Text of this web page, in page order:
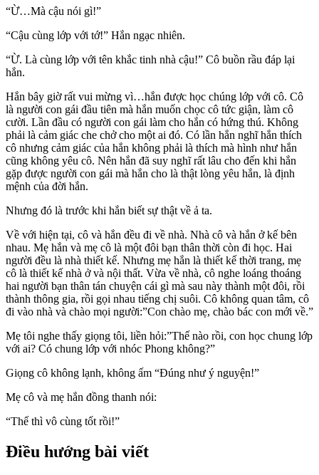
“Ừ…Mà cậu nói gì!”
“Cậu cùng lớp với tớ!” Hắn ngạc nhiên.
“Ừ. Là cùng lớp với tên khắc tinh nhà cậu!” Cô buồn rầu đáp lại
hắn.
Hắn bây giờ rất vui mừng vì…hắn được học chúng lớp với cô. Cô
là người con gái đầu tiên mà hắn muốn chọc cô tức giận, làm cô
cười. Lần đầu có người con gái làm cho hắn có hứng thú. Không
phải là cảm giác che chở cho một ai đó. Có lần hắn nghĩ hắn thích
cô nhưng cảm giác của hắn không phải là thích mà hình như hắn
cũng không yêu cô. Nên hắn đã suy nghĩ rất lâu cho đến khi hắn
gặp được người con gái mà hắn cho là thật lòng yêu hắn, là định
mệnh của đời hắn.
Nhưng đó là trước khi hắn biết sự thật về ả ta.
Về với hiện tại, cô và hắn đều đi về nhà. Nhà cô và hắn ở kế bên
nhau. Mẹ hắn và mẹ cô là một đôi bạn thân thời còn đi học. Hai
người đều là nhà thiết kế. Nhưng mẹ hắn là thiết kế thời trang, mẹ
cô là thiết kế nhà ở và nội thất. Vừa về nhà, cô nghe loáng thoáng
hai người bạn thân tán chuyện cái gì mà sau này thành một đôi, rồi
thành thông gia, rồi gọi nhau tiếng chị suôi. Cô không quan tâm, cô
đi vào nhà và chào mọi người:”Con chào mẹ, chào bác con mới về.”
Mẹ tôi nghe thấy giọng tôi, liền hỏi:”Thế nào rồi, con học chung lớp
với ai? Có chung lớp với nhóc Phong không?”
Giọng cô không lạnh, không ấm “Đúng như ý nguyện!”
Mẹ cô và mẹ hắn đồng thanh nói:
“Thế thì vô cùng tốt rồi!”
Điều hướng bài viết